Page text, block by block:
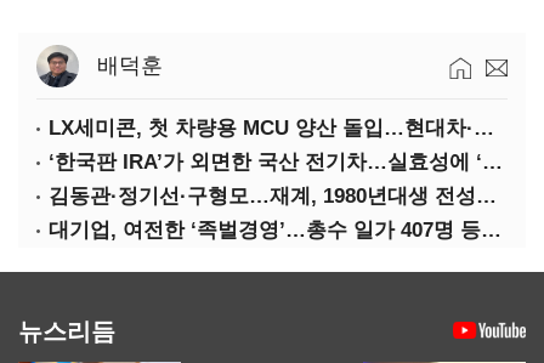
배덕훈
LX세미콘, 첫 차량용 MCU 양산 돌입…현대차·기아에 공급
‘한국판 IRA’가 외면한 국산 전기차…실효성에 ‘의문’
김동관·정기선·구형모…재계, 1980년대생 전성시대
대기업, 여전한 ‘족벌경영’…총수 일가 407명 등기임원
뉴스리듬